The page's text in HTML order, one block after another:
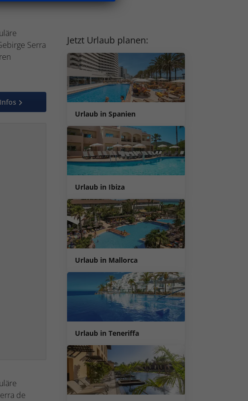
Serra
de
Jetzt Urlaub planen:
Urlaub in Spanien
Urlaub in Ibiza
Urlaub in Mallorca
Urlaub in Teneriffa